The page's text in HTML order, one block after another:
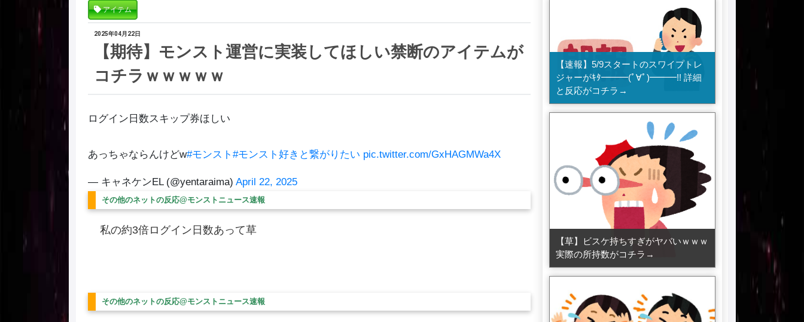
アイテム
2025年04月22日
【期待】モンスト運営に実装してほしい禁断のアイテムが
コチラｗｗｗｗｗ
ログイン日数スキップ券ほしい
あっちゃならんけどw#モンスト #モンスト好きと繋がりたい pic.twitter.com/GxHAGMWa4X
— キャネケンEL (@yentaraima) April 22, 2025
その他のネットの反応@モンストニュース速報
私の約3倍ログイン日数あって草
その他のネットの反応@モンストニュース速報
【速報】5/9スタートのスワイプトレ
ジャーがｷﾀ━━━(ﾟ∀ﾟ)━━━!! 詳細
と反応がコチラ→
【草】ビスケ持ちすぎがヤバいｗｗｗ
実際の所持数がコチラ→